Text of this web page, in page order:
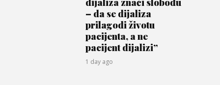
– da se dijaliza
prilagodi životu
pacijenta, a ne
pacijent dijalizi”
1 day ago